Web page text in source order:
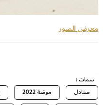
معرض الصور
سمات :
صنادل
موضة 2022